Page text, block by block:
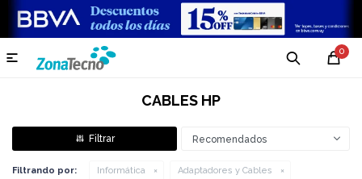
0

CABLES HP
Recomendados
Filtrando por: Informática
Adaptadores y Cables